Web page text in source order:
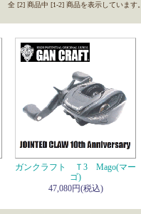
全 [2] 商品中 [1-2] 商品を表示しています。
ガンクラフト Ｔ3 Mago(マー
ゴ)
47,080円(税込)